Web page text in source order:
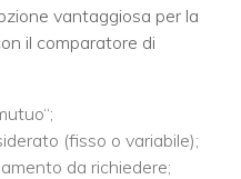
vantaggiosa per la
il comparatore di
(fisso o variabile);
da richiedere;